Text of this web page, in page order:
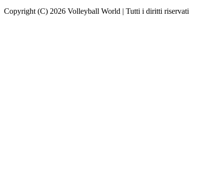
Copyright (C) 2026 Volleyball World | Tutti i diritti riservati